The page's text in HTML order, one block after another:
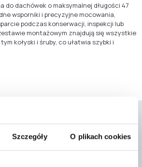
Szczegóły O plikach cookies
do dachówek o maksymalnej długości 47
wsporniki i precyzyjne mocowania,
podczas konserwacji, inspekcji lub
montażowym znajdują się wszystkie
kołyski i śruby, co ułatwia szybki i
zainteresować